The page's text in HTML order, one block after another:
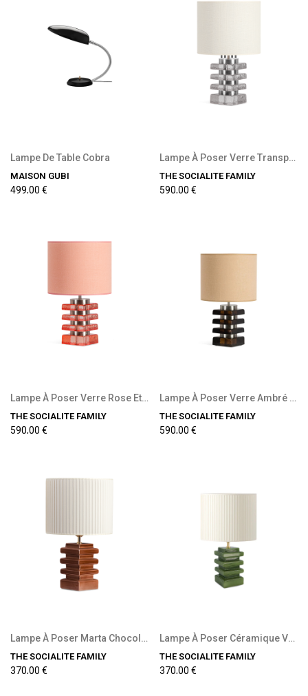
Lampe De Table Cobra
MAISON GUBI
499,00 €
Lampe À Poser Verre Transparent Et Tissu...
THE SOCIALITE FAMILY
590,00 €
Lampe À Poser Verre Rose Et Tissu Texturé Rose
THE SOCIALITE FAMILY
590,00 €
Lampe À Poser Verre Ambré Et Tissu Texturé Marron
THE SOCIALITE FAMILY
590,00 €
Lampe À Poser Marta Chocolat Abat-Jour Plissé...
THE SOCIALITE FAMILY
370,00 €
Lampe À Poser Céramique Verte Et Coton Plissé...
THE SOCIALITE FAMILY
370,00 €